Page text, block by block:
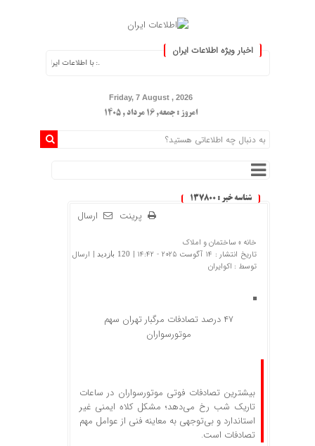
اخبار ویژه اطلاعات ایران
.: با اطلاعات ایران، اطلاعات خود را به‌روز
Friday, 7 August , 2026
امروز : جمعه, ۱۶ مرداد , ۱۴۰۵
شناسه خبر : 137800
ارسال پرینت
خانه » ساختمان و املاک
تاریخ انتشار : 14 آگوست 2025 - 14:42 |
120 بازدید
| ارسال
توسط : اکوایران
۴۷ درصد تصادفات مرگبار تهران سهم
موتورسواران
بیشترین تصادفات فوتی موتورسواران در ساعات
تاریک شب رخ می‌دهد؛ مشکل کلاه ایمنی غیر
استاندارد و بی‌توجهی به معاینه فنی از عوامل مهم
تصادفات است.